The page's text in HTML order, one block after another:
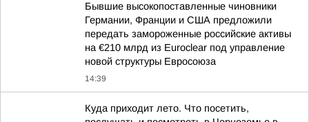
Бывшие высокопоставленные чиновники
Германии, Франции и США предложили
передать замороженные российские активы
на €210 млрд из Euroclear под управление
новой структуры Евросоюза
14:39
Куда приходит лето. Что посетить,